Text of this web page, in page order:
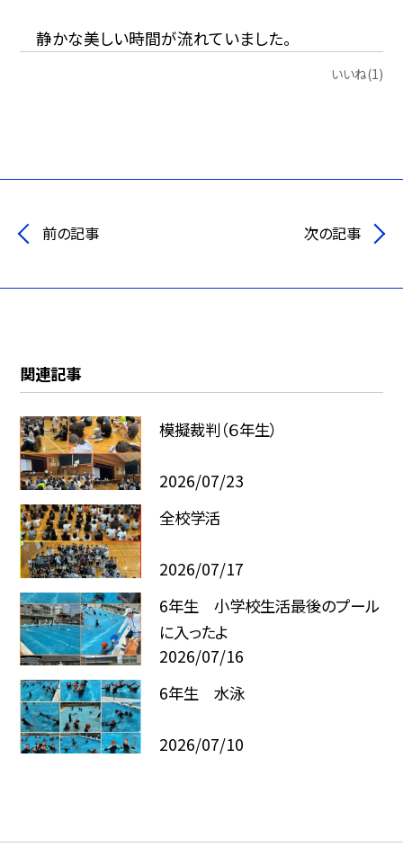
静かな美しい時間が流れていました。
いいね(1)
前の記事 次の記事
関連記事
模擬裁判（６年生）
2026/07/23
全校学活
2026/07/17
6年生 小学校生活最後のプール
に入ったよ
2026/07/16
6年生 水泳
2026/07/10